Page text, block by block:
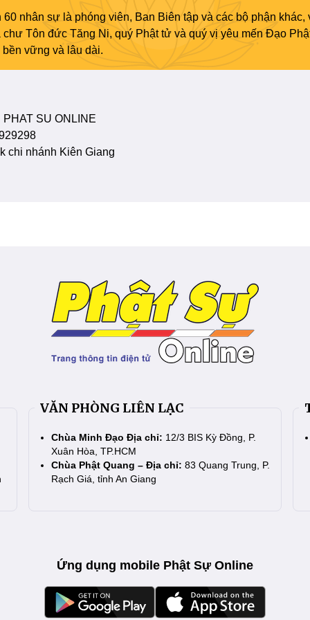
nhân sự là phóng viên, Ban Biên tập và các bộ phận khác,
chư Tôn đức Tăng Ni, quý Phật tử và quý vị yêu mến Đạo
vững và lâu dài.
SU ONLINE
chi nhánh Kiên Giang
VĂN PHÒNG LIÊN LẠC
Chùa Minh Đạo Địa chỉ: 12/3 BIS Kỳ Đồng, P.
Xuân Hòa, TP.HCM
Chùa Phật Quang – Địa chỉ: 83 Quang Trung, P.
Rạch Giá, tỉnh An Giang
Ứng dụng mobile Phật Sự Online